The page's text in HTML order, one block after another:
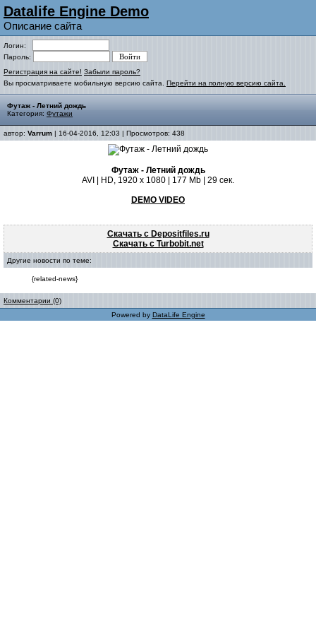
Datalife Engine Demo
Описание сайта
Логин:
Пароль:
Регистрация на сайте! Забыли пароль?
Вы просматриваете мобильную версию сайта. Перейти на полную версию сайта.
Футаж - Летний дождь
Категория: Футажи
автор: Varrum | 16-04-2016, 12:03 | Просмотров: 438
Футаж - Летний дождь
AVI | HD, 1920 x 1080 | 177 Mb | 29 сек.
DEMO VIDEO
Скачать с Depositfiles.ru
Скачать с Turbobit.net
Другие новости по теме:
{related-news}
Комментарии (0)
Powered by DataLife Engine